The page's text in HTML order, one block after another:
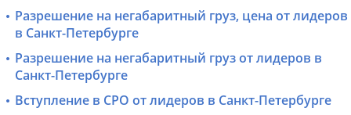
Разрешение на негабаритный груз, цена от лидеров
в Санкт-Петербурге
Разрешение на негабаритный груз от лидеров в
Санкт-Петербурге
Вступление в СРО от лидеров в Санкт-Петербурге